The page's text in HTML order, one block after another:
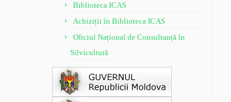
Biblioteca ICAS
Achiziții în Biblioteca ICAS
Oficiul Național de Consultanță în
Silvicultură